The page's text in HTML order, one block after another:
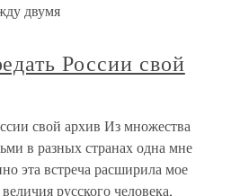
двумя
России свой
свой архив Из множества
в разных странах одна мне
эта встреча расширила мое
русского человека,